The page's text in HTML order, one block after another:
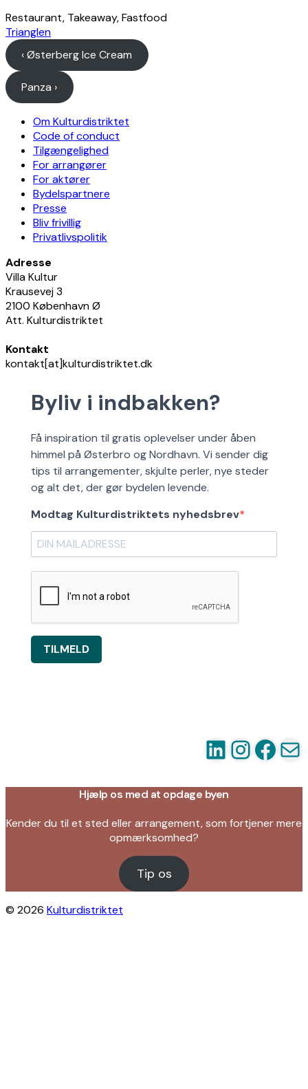
Restaurant, Takeaway, Fastfood
Trianglen
‹ Østerberg Ice Cream
Panza ›
Om Kulturdistriktet
Code of conduct
Tilgængelighed
For arrangører
For aktører
Bydelspartnere
Presse
Bliv frivillig
Privatlivspolitik
Adresse
Villa Kultur
Krausevej 3
2100 København Ø
Att. Kulturdistriktet
Kontakt
kontakt[at]kulturdistriktet.dk
Byliv i indbakken?
Få inspiration til gratis oplevelser under åben
himmel på Østerbro og Nordhavn. Vi sender dig
tips til arrangementer, skjulte perler, nye steder
og alt det, der gør bydelen levende.
Modtag Kulturdistriktets nyhedsbrev
TILMELD
LinkedIn
Hjælp os med at opdage byen
Kender du til et sted eller arrangement, som fortjener mere
opmærksomhed?
Tip os
© 2026 Kulturdistriktet